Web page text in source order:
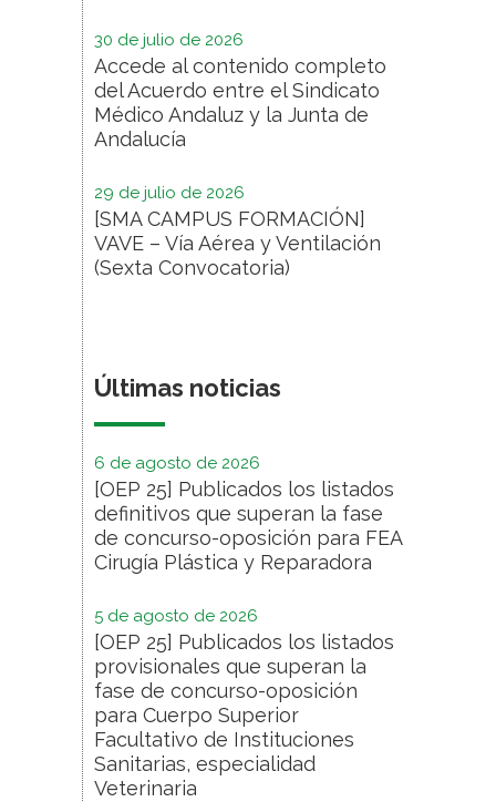
30 de julio de 2026
Accede al contenido completo
del Acuerdo entre el Sindicato
Médico Andaluz y la Junta de
Andalucía
29 de julio de 2026
[SMA CAMPUS FORMACIÓN]
VAVE – Vía Aérea y Ventilación
(Sexta Convocatoria)
Últimas noticias
6 de agosto de 2026
[OEP 25] Publicados los listados
definitivos que superan la fase
de concurso-oposición para FEA
Cirugía Plástica y Reparadora
5 de agosto de 2026
[OEP 25] Publicados los listados
provisionales que superan la
fase de concurso-oposición
para Cuerpo Superior
Facultativo de Instituciones
Sanitarias, especialidad
Veterinaria